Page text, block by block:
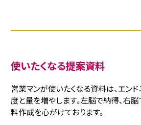
使いたくなる提案資料
営業マンが使いたくなる資料は、エン
度と量を増やします。左脳で納得、右
料作成を心がけております。